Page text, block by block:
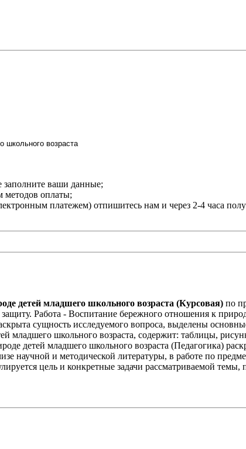
заполните ваши данные;
методов оплаты;
платежем) отпишитесь нам и через 2-4 часа
детей младшего школьного возраста (Курсовая) по
Работа - Воспитание бережного отношения к
сущность исследуемого вопроса, выделены
младшего школьного возраста, содержит: таблицы,
детей младшего школьного возраста (Педагогика)
научной и методической литературы, в работе по
цель и конкретные задачи рассматриваемой темы,